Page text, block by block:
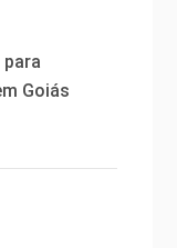
Goiás